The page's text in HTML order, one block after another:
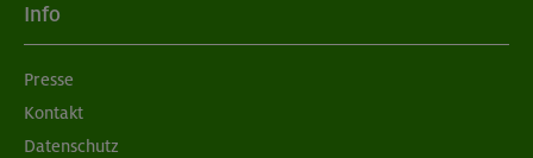
Info
Presse
Kontakt
Datenschutz